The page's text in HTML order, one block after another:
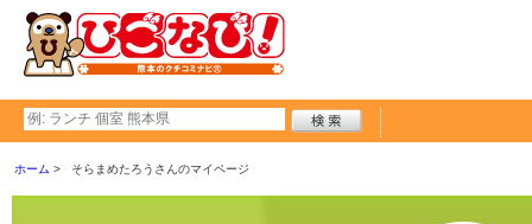
ホーム そらまめたろうさんのマイページ